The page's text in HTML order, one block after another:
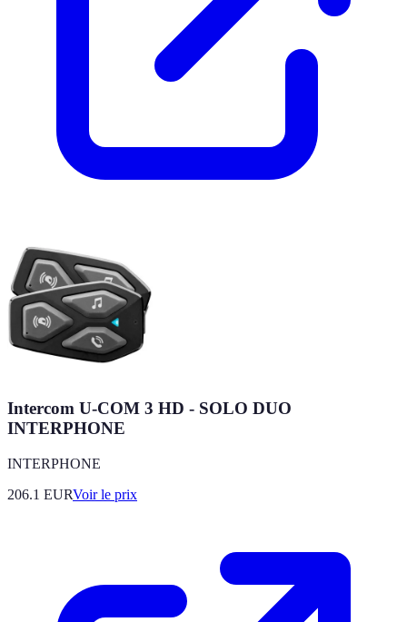
Intercom U-COM 3 HD - SOLO DUO
INTERPHONE
INTERPHONE
206.1 EURVoir le prix